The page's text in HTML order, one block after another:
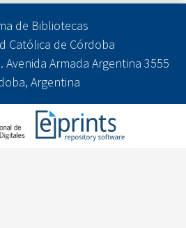
de Bibliotecas
Católica de Córdoba
Avenida Armada Argentina 3555
Argentina